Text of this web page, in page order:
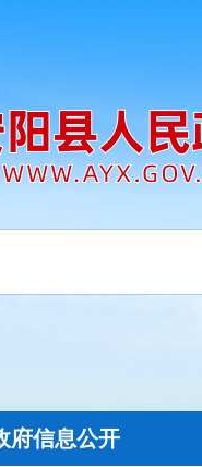
府信息公开